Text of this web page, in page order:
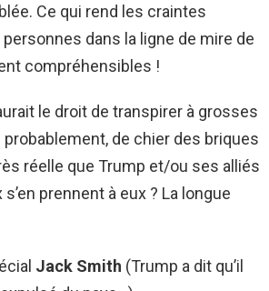
Ce qui rend les craintes
dans la ligne de mire de
compréhensibles !
le droit de transpirer à grosses
de chier des briques
réelle que Trump et/ou ses alliés
prennent à eux ? La longue
Jack Smith (Trump a dit qu’il